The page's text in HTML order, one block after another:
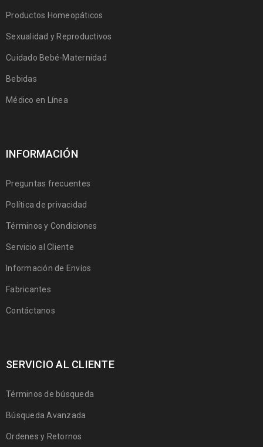
Productos Homeopáticos
Sexualidad y Reproductivos
Cuidado Bebé-Maternidad
Bebidas
Médico en Línea
INFORMACIÓN
Preguntas frecuentes
Política de privacidad
Términos y Condiciones
Servicio al Cliente
Información de Envíos
Fabricantes
Contáctanos
SERVICIO AL CLIENTE
Términos de búsqueda
Búsqueda Avanzada
Ordenes y Retornos